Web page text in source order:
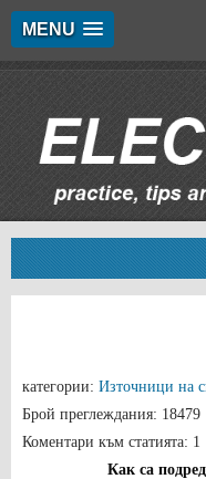
MENU
категории: Източници на
Брой преглеждания: 18479
Коментари към статията: 1
Как са